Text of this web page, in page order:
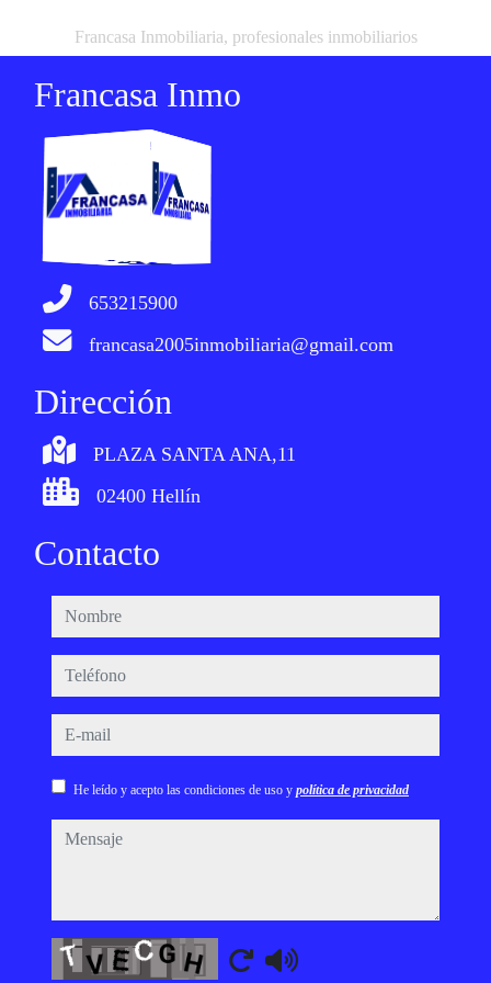
Francasa Inmobiliaria, profesionales inmobiliarios
Francasa Inmo
653215900
francasa2005inmobiliaria@gmail.com
Dirección
PLAZA SANTA ANA,11
02400 Hellín
Contacto
nombre
teléfono
e-mail
He leído y acepto las condiciones de uso y política de privacidad
mensaje
Captcha